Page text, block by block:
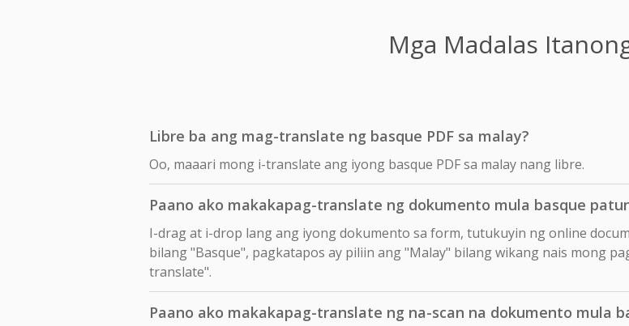
Mga Madalas
Libre ba ang mag-translate ng basque PDF sa malay?
Oo, maaari mong i-translate ang iyong basque PDF sa malay nang libre.
Paano ako makakapag-translate ng dokumento mula basque
I-drag at i-drop lang ang iyong dokumento sa form, tutukuyin ng online
bilang "Basque", pagkatapos ay piliin ang "Malay" bilang wikang nais mong
translate".
Paano ako makakapag-translate ng na-scan na dokumento mula